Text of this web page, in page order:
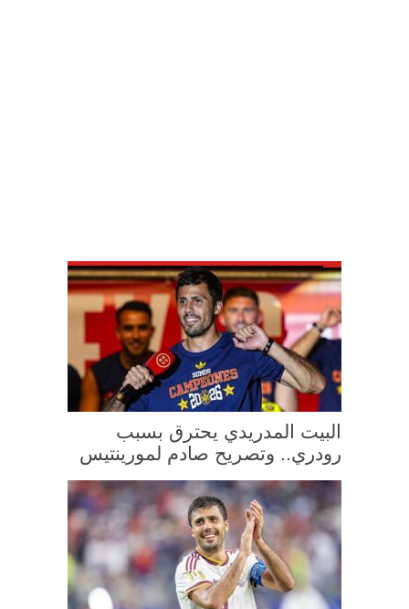
البيت المدريدي يحترق بسبب
رودري.. وتصريح صادم لمورينتيس